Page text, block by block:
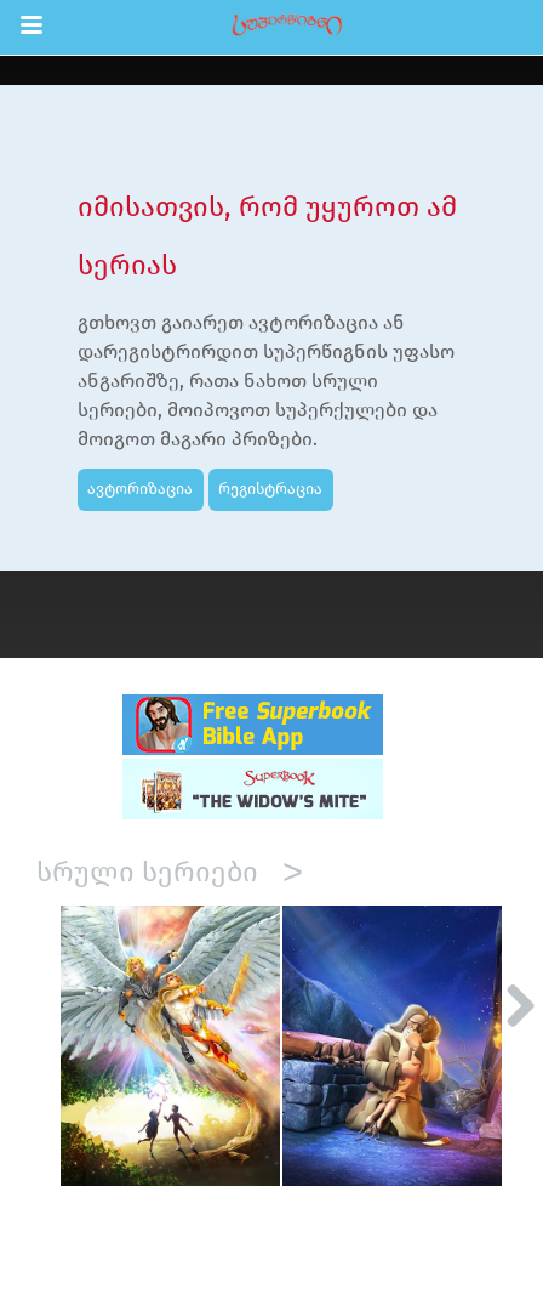
Return to Content
ბავშვებისთვის
იმისათვის, რომ უყუროთ ამ
სერიას
გთხოვთ გაიარეთ ავტორიზაცია ან
დარეგისტრირდით სუპერწიგნის უფასო
ანგარიშზე, რათა ნახოთ სრული
სერიები, მოიპოვოთ სუპერქულები და
მოიგოთ მაგარი პრიზები.
ავტორიზაცია რეგისტრაცია
ᲡᲠᲣᲚᲘ ᲡᲔᲠᲘᲔᲑᲘ >